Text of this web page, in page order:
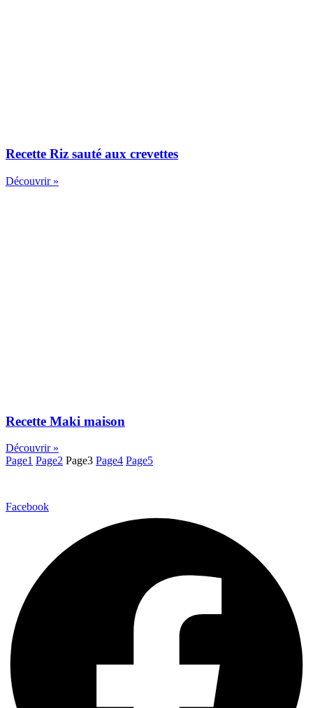
Recette Riz sauté aux crevettes
Découvrir »
Recette Maki maison
Découvrir »
Page1 Page2 Page3 Page4 Page5
Facebook